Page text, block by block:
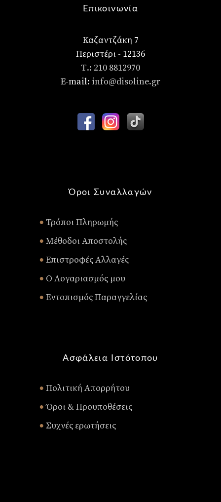
Επικοινωνία
Καζαντζάκη 7
Περιστέρι - 12136
Τ.: 210 8812970
E-mail: info@disoline.gr
Όροι Συναλλαγών
• Τρόποι Πληρωμής
• Μέθοδοι Αποστολής
• Επιστροφές Αλλαγές
• Ο Λογαριασμός μου
• Εντοπισμός Παραγγελίας
Ασφάλεια Ιστότοπου
• Πολιτική Απορρήτου
• Όροι & Προυποθέσεις
• Συχνές ερωτήσεις